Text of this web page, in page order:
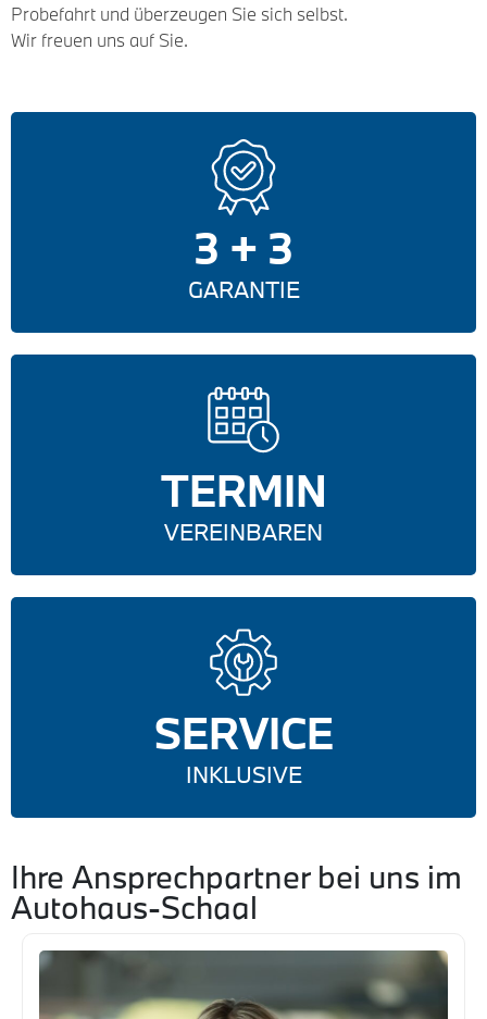
Probefahrt und überzeugen Sie sich selbst.
Wir freuen uns auf Sie.
3 + 3
GARANTIE
TERMIN
VEREINBAREN
SERVICE
INKLUSIVE
Ihre Ansprechpartner bei uns im
Autohaus-Schaal